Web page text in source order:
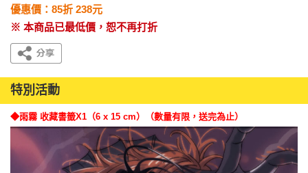
優惠價：85折 238元
※ 本商品已最低價，恕不再打折
特別活動
◆雨霧 收藏書籤X1（6 x 15 cm）（數量有限，送完為止）